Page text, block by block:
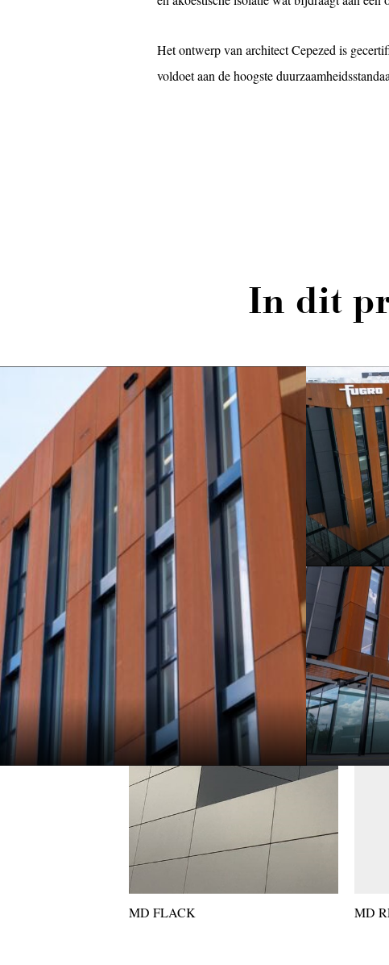
Het ontwerp van architect Cepezed is
voldoet aan de hoogste
In dit
MD FLACK MD